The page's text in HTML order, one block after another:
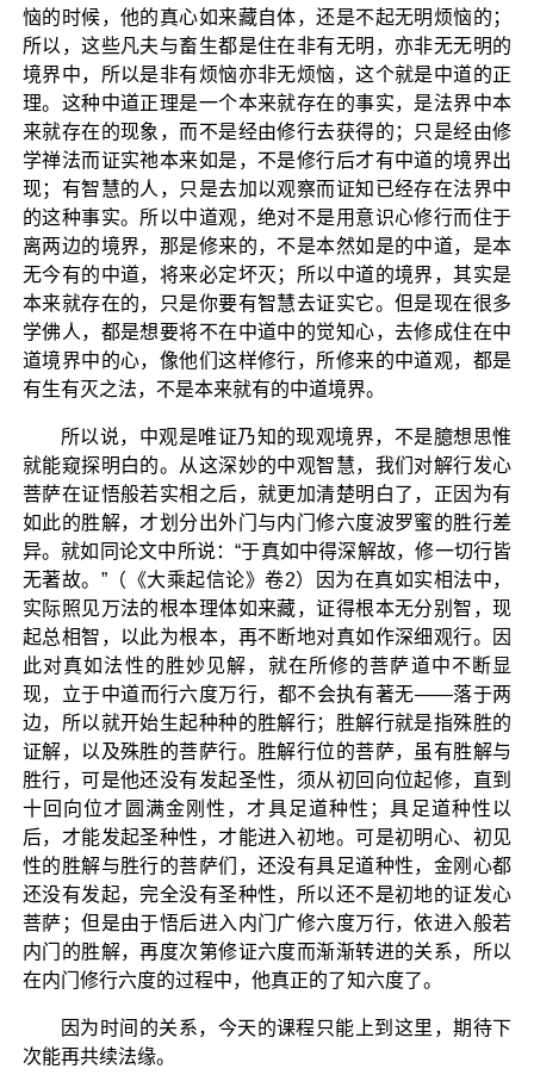
恼的时候，他的真心如来藏自体，还是不起无明烦恼的；
所以，这些凡夫与畜生都是住在非有无明，亦非无无明的
境界中，所以是非有烦恼亦非无烦恼，这个就是中道的正
理。这种中道正理是一个本来就存在的事实，是法界中本
来就存在的现象，而不是经由修行去获得的；只是经由修
学禅法而证实祂本来如是，不是修行后才有中道的境界出
现；有智慧的人，只是去加以观察而证知已经存在法界中
的这种事实。所以中道观，绝对不是用意识心修行而住于
离两边的境界，那是修来的，不是本然如是的中道，是本
无今有的中道，将来必定坏灭；所以中道的境界，其实是
本来就存在的，只是你要有智慧去证实它。但是现在很多
学佛人，都是想要将不在中道中的觉知心，去修成住在中
道境界中的心，像他们这样修行，所修来的中道观，都是
有生有灭之法，不是本来就有的中道境界。
所以说，中观是唯证乃知的现观境界，不是臆想思惟
就能窥探明白的。从这深妙的中观智慧，我们对解行发心
菩萨在证悟般若实相之后，就更加清楚明白了，正因为有
如此的胜解，才划分出外门与内门修六度波罗蜜的胜行差
异。就如同论文中所说：“于真如中得深解故，修一切行皆
无著故。”（《大乘起信论》卷2）因为在真如实相法中，
实际照见万法的根本理体如来藏，证得根本无分别智，现
起总相智，以此为根本，再不断地对真如作深细观行。因
此对真如法性的胜妙见解，就在所修的菩萨道中不断显
现，立于中道而行六度万行，都不会执有著无——落于两
边，所以就开始生起种种的胜解行；胜解行就是指殊胜的
证解，以及殊胜的菩萨行。胜解行位的菩萨，虽有胜解与
胜行，可是他还没有发起圣性，须从初回向位起修，直到
十回向位才圆满金刚性，才具足道种性；具足道种性以
后，才能发起圣种性，才能进入初地。可是初明心、初见
性的胜解与胜行的菩萨们，还没有具足道种性，金刚心都
还没有发起，完全没有圣种性，所以还不是初地的证发心
菩萨；但是由于悟后进入内门广修六度万行，依进入般若
内门的胜解，再度次第修证六度而渐渐转进的关系，所以
在内门修行六度的过程中，他真正的了知六度了。
因为时间的关系，今天的课程只能上到这里，期待下
次能再共续法缘。